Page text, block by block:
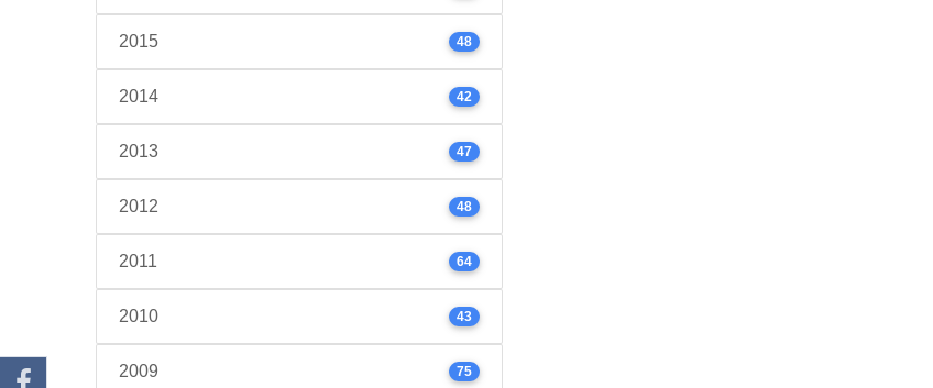
2015 48
2014 42
2013 47
2012 48
2011 64
2010 43
2009 75